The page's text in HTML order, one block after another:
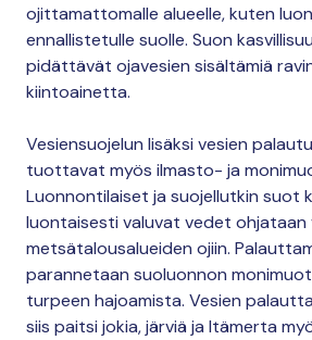
ojittamattomalle alueelle, kuten
ennallistetulle suolle. Suon
pidättävät ojavesien sisältämiä
kiintoainetta.
Vesiensuojelun lisäksi vesien
tuottavat myös ilmasto- ja
Luonnontilaiset ja suojellutkin suot
luontaisesti valuvat vedet ohjataan
metsätalousalueiden ojiin.
parannetaan suoluonnon
turpeen hajoamista. Vesien
siis paitsi jokia, järviä ja Itämerta